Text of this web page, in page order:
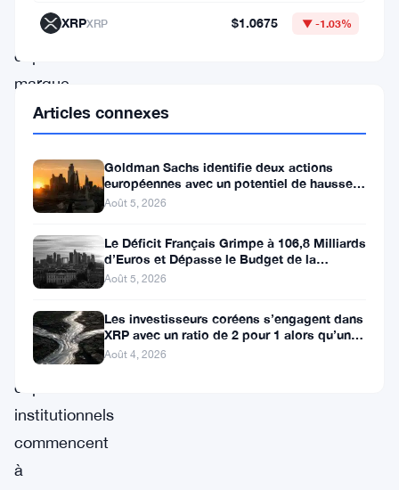
cap
marque
tournant
pour
décentralisée
(DeFi),
que
les
capitaux
institutionnels
commencent
à
XRPXRP $1.0675 ▼ -1.03%
Articles connexes
Goldman Sachs identifie deux actions
européennes avec un potentiel de hausse
de plus de 100 %
Août 5, 2026
Le Déficit Français Grimpe à 106,8 Milliards
d’Euros et Dépasse le Budget de la
Défense
Août 5, 2026
Les investisseurs coréens s’engagent dans
XRP avec un ratio de 2 pour 1 alors qu’un
canal de 80 jours se
Août 4, 2026